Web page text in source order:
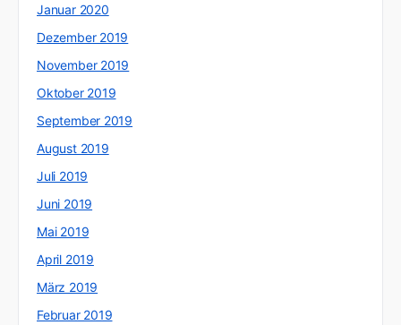
Januar 2020
Dezember 2019
November 2019
Oktober 2019
September 2019
August 2019
Juli 2019
Juni 2019
Mai 2019
April 2019
März 2019
Februar 2019